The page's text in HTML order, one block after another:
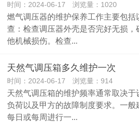
时间：2024-06-17 浏览量：1020
燃气调压器的维护保养工作主要包括
查：检查调压器外壳是否完好无损
他机械损伤。检查...
天然气调压箱多久维护一次
时间：2024-06-17 浏览量：914
天然气调压箱的维护频率通常取决
负荷以及甲方的故障制度要求。一般
每日或每周进行一...